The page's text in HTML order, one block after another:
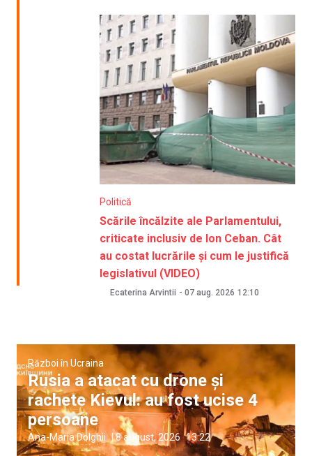
Politică
Scările încălzite ale Parlamentului,
criticate inclusiv de Ion Ceban. Cât
au costat lucrările și cum le justifică
legislativul (VIDEO)
Ecaterina Arvintii - 07 aug. 2026 12:10
Război în Ucraina
Rusia a atacat cu drone și
rachete Kievul: au fost ucise 4
persoane
Ana-Maria Dolghii |8 august, 2026 13:22